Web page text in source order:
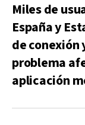
Miles de
España y
de conexión
problema
aplicación